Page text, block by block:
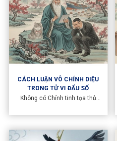
nghiên cứu là mặc định Lộc luôn
tốt, Kỵ luôn xấu.
CÁCH LUẬN VÔ CHÍNH DIỆU
TRONG TỬ VI ĐẨU SỐ
Không có Chính tinh tọa thủ
Đây không phải là hiện tượng
cung, bất kỳ cung nào thiếu
Chính tinh đều được xếp vào loại